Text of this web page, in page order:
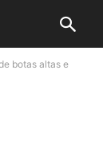
botas altas e